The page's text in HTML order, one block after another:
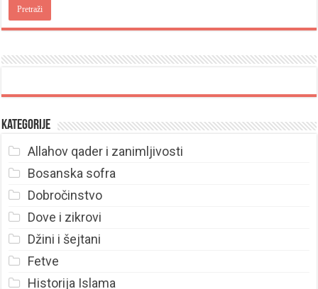
Kategorije
Allahov qader i zanimljivosti
Bosanska sofra
Dobročinstvo
Dove i zikrovi
Džini i šejtani
Fetve
Historija Islama